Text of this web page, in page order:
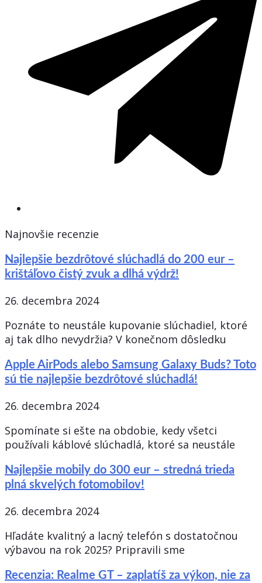
Najnovšie recenzie
Najlepšie bezdrôtové slúchadlá do 200 eur –
krištáľovo čistý zvuk a dlhá výdrž!
26. decembra 2024
Poznáte to neustále kupovanie slúchadiel, ktoré
aj tak dlho nevydržia? V konečnom dôsledku
Apple AirPods alebo Samsung Galaxy Buds? Toto
sú tie najlepšie bezdrôtové slúchadlá!
26. decembra 2024
Spomínate si ešte na obdobie, kedy všetci
používali káblové slúchadlá, ktoré sa neustále
Najlepšie mobily do 300 eur – stredná trieda
plná skvelých fotomobilov!
26. decembra 2024
Hľadáte kvalitný a lacný telefón s dostatočnou
výbavou na rok 2025? Pripravili sme
Recenzia: Realme GT – zaplatíš za výkon, nie za